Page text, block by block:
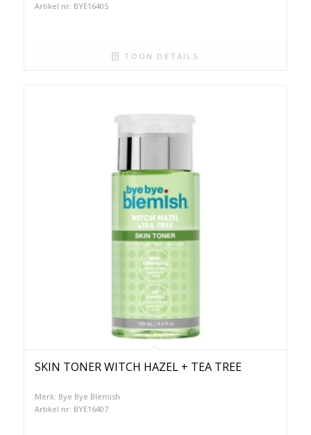
Artikel nr: BYE16405
TOON DETAILS
SKIN TONER WITCH HAZEL + TEA TREE
Merk: Bye Bye Blemish
Artikel nr: BYE16407